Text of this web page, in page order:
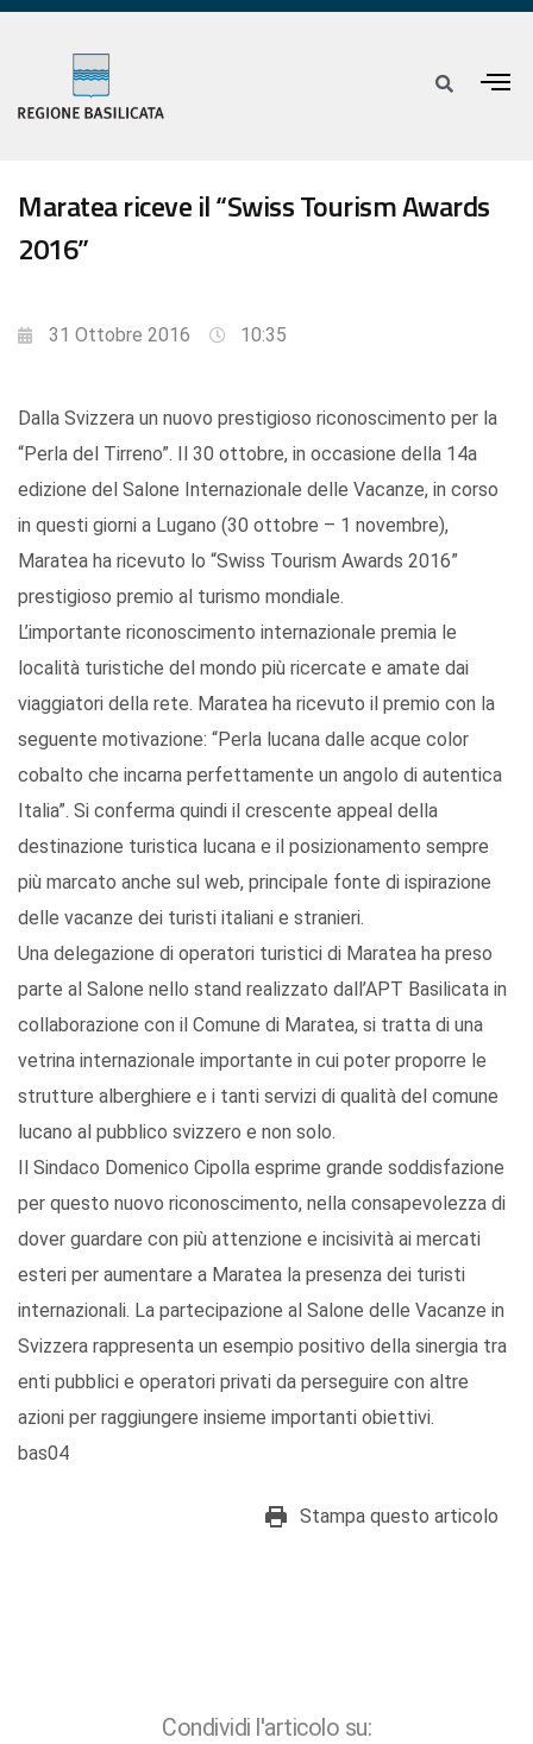
Maratea riceve il “Swiss Tourism Awards
2016”
31 Ottobre 2016 10:35
Dalla Svizzera un nuovo prestigioso riconoscimento per la
“Perla del Tirreno”. Il 30 ottobre, in occasione della 14a
edizione del Salone Internazionale delle Vacanze, in corso
in questi giorni a Lugano (30 ottobre – 1 novembre),
Maratea ha ricevuto lo “Swiss Tourism Awards 2016”
prestigioso premio al turismo mondiale.
L’importante riconoscimento internazionale premia le
località turistiche del mondo più ricercate e amate dai
viaggiatori della rete. Maratea ha ricevuto il premio con la
seguente motivazione: “Perla lucana dalle acque color
cobalto che incarna perfettamente un angolo di autentica
Italia”. Si conferma quindi il crescente appeal della
destinazione turistica lucana e il posizionamento sempre
più marcato anche sul web, principale fonte di ispirazione
delle vacanze dei turisti italiani e stranieri.
Una delegazione di operatori turistici di Maratea ha preso
parte al Salone nello stand realizzato dall’APT Basilicata in
collaborazione con il Comune di Maratea, si tratta di una
vetrina internazionale importante in cui poter proporre le
strutture alberghiere e i tanti servizi di qualità del comune
lucano al pubblico svizzero e non solo.
Il Sindaco Domenico Cipolla esprime grande soddisfazione
per questo nuovo riconoscimento, nella consapevolezza di
dover guardare con più attenzione e incisività ai mercati
esteri per aumentare a Maratea la presenza dei turisti
internazionali. La partecipazione al Salone delle Vacanze in
Svizzera rappresenta un esempio positivo della sinergia tra
enti pubblici e operatori privati da perseguire con altre
azioni per raggiungere insieme importanti obiettivi.
bas04
Stampa questo articolo
Condividi l'articolo su: